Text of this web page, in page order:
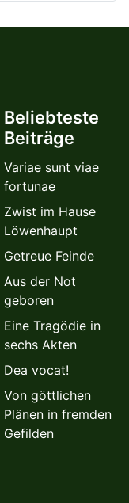
Beliebteste
Beiträge
Variae sunt viae
fortunae
Zwist im Hause
Löwenhaupt
Getreue Feinde
Aus der Not
geboren
Eine Tragödie in
sechs Akten
Dea vocat!
Von göttlichen
Plänen in fremden
Gefilden